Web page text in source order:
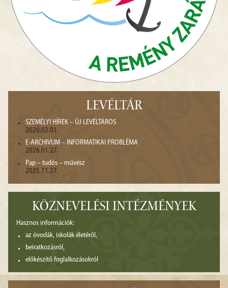
LEVÉLTÁR
SZEMÉLYI HÍREK – ÚJ LEVÉLTÁROS
2026.02.01.
E-ARCHIVUM – INFORMATIKAI PROBLÉMA
2026.01.27.
Pap – tudós – művész
2025.11.27.
KÖZNEVELÉSI INTÉZMÉNYEK
Hasznos információk:
az óvodák, iskolák életéről,
beiratkozásról,
előkészítő foglalkozásokról